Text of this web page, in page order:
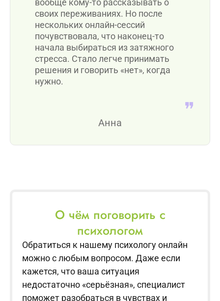
вообще кому-то рассказывать о
своих переживаниях. Но после
нескольких онлайн-сессий
почувствовала, что наконец-то
начала выбираться из затяжного
стресса. Стало легче принимать
решения и говорить «нет», когда
нужно.
Анна
О чём поговорить с
психологом
Обратиться к нашему психологу онлайн
можно с любым вопросом. Даже если
кажется, что ваша ситуация
недостаточно «серьёзная», специалист
поможет разобраться в чувствах и